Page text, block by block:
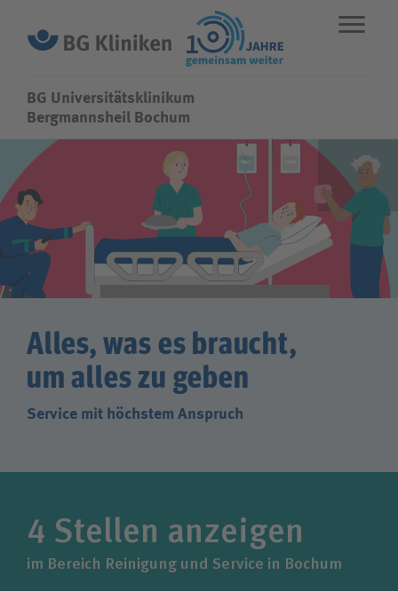
BG Universitätsklinikum
STANDORTE ENGLISHNOTFALL
Fachbereiche
Leistungen
Über uns
Karriere
Suchwert
BG Universitätsklinikum
Bergmannsheil Bochum
Alles, was es braucht,
um alles zu geben
Service mit höchstem Anspruch
4 Stellen anzeigen
im Bereich Reinigung und Service in Bochum